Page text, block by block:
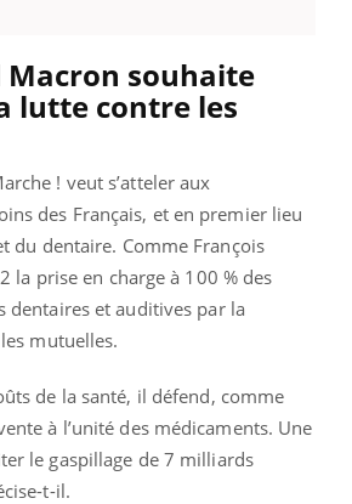
Macron souhaite
lutte contre les
! veut s’atteler aux
des Français, et en premier lieu
du dentaire. Comme François
la prise en charge à 100 % des
dentaires et auditives par la
mutuelles.
de la santé, il défend, comme
à l’unité des médicaments. Une
le gaspillage de 7 milliards
t-il.